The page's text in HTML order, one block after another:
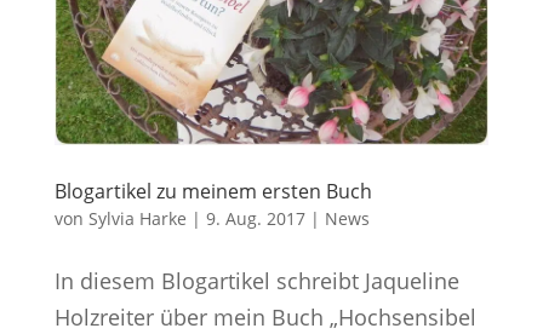
Blogartikel zu meinem ersten Buch
von Sylvia Harke | 9. Aug. 2017| News
In diesem Blogartikel schreibt Jaqueline
Holzreiter über mein Buch „Hochsensibel